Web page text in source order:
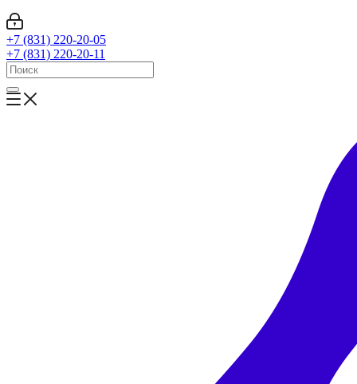
+7 (831) 220-20-05
+7 (831) 220-20-11